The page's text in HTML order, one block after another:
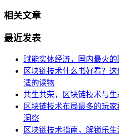
相关文章
最近发表
赋能实体经济，国内最火
区块链技术什么书好看？
适的读物
共生共荣，区块链技术与
区块链技术布局最多的玩
洞察
区块链技术指南，解锁乐